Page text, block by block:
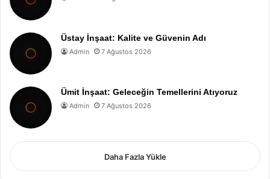
Üstay İnşaat: Kalite ve Güvenin Adı
Admin 7 Ağustos 2026
Ümit İnşaat: Geleceğin Temellerini Atıyoruz
Admin 7 Ağustos 2026
Daha Fazla Yükle